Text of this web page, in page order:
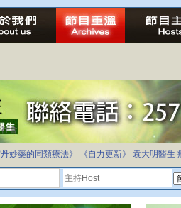
會
化教育，全民學卷制
丹妙藥的同類療法》 《自力更新》 袁大明醫生